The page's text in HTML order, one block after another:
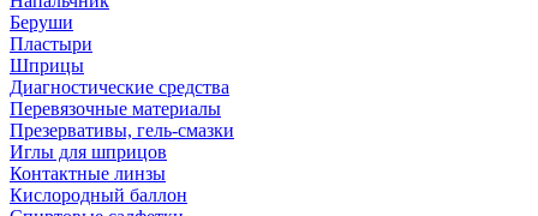
Беруши
Пластыри
Шприцы
Диагностические средства
Перевязочные материалы
Презервативы, гель-смазки
Иглы для шприцов
Контактные линзы
Кислородный баллон